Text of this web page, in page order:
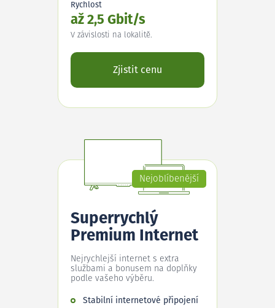
Rychlost
až 2,5 Gbit/s
V závislosti na lokalitě.
Zjistit cenu
Nejoblíbenější
Superrychlý
Premium Internet
Nejrychlejší internet s extra
službami a bonusem na doplňky
podle vašeho výběru.
Stabilní internetové připojení